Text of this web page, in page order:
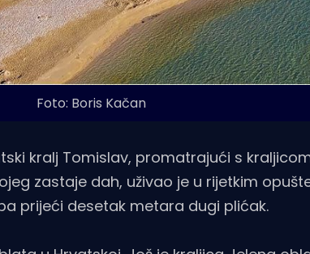
Foto: Boris Kačan
kralj Tomislav, promatrajući s
zastaje dah, uživao je u rijetkim
prijeći desetak metara dugi plićak.